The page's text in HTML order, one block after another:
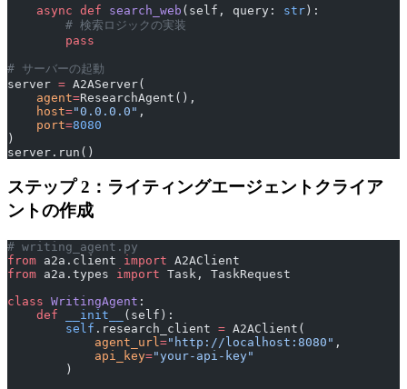
    async
def search_web (self, query: str):
        # 検索ロジックの実装
        pass
# サーバーの起動
server = A2AServer(
    agent
=ResearchAgent(),
    host
="0.0.0.0" ,
    port
=8080
)
server.run()
ステップ 2：ライティングエージェントクライア
ントの作成
# writing_agent.py
from a2a.client import A2AClient
from a2a.types import Task, TaskRequest
class WritingAgent :
    def
__init__
(self):
        self
.research_client = A2AClient(
            agent_url
="http://localhost:8080" ,
            api_key
="your-api-key"
        )